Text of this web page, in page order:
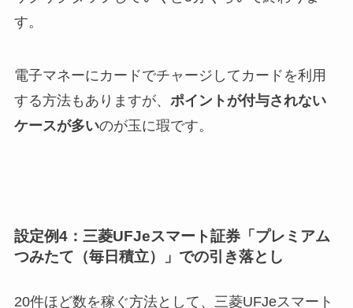
す。
電子マネーにカードでチャージしてカードを利用
する方法もありますが、 ポイントが付与されない
ケースが多いのが玉に瑕です。
設定例4：三菱UFJeスマート証券「プレミアム
つみたて（毎日積立）」での引き落とし
20件ほど数を稼ぐ方法として、三菱UFJeスマート